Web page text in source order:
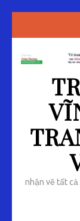
nhận vẽ tất